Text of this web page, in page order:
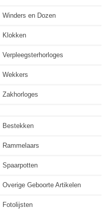
Winders en Dozen
Klokken
Verpleegsterhorloges
Wekkers
Zakhorloges
Bestekken
Rammelaars
Spaarpotten
Overige Geboorte Artikelen
Fotolijsten